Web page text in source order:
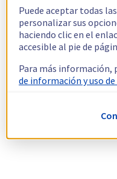
Puede aceptar todas
personalizar sus
haciendo clic en el
accesible al pie de
Para más información,
de información y uso de